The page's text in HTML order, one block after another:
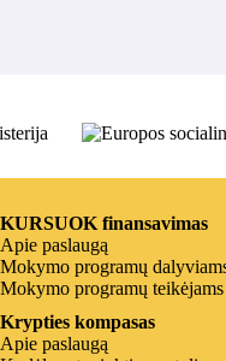
KURSUOK finansavimas
Apie paslaugą
Mokymo programų
Mokymo programų teikėjams
Krypties kompasas
Apie paslaugą